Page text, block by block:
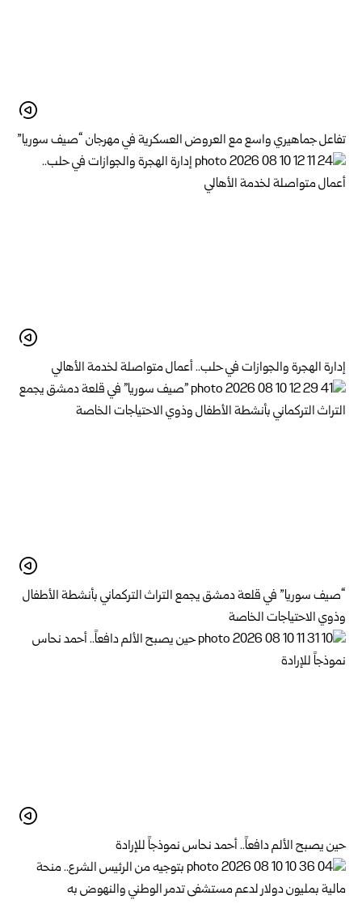
تفاعل جماهيري واسع مع العروض العسكرية في مهرجان “صيف سوريا”
إدارة الهجرة والجوازات في حلب.. أعمال متواصلة لخدمة الأهالي
“صيف سوريا” في قلعة دمشق يجمع التراث التركماني بأنشطة الأطفال
وذوي الاحتياجات الخاصة
حين يصبح الألم دافعاً.. أحمد نحاس نموذجاً للإرادة